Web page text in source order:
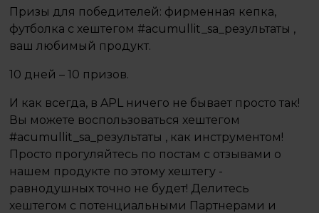
Призы для победителей: фирменная кепка,
футболка с хештегом #acumullit_sa_результаты ,
ваш любимый продукт. ⠀
10 дней – 10 призов. ⠀
И как всегда, в APL ничего не бывает просто так!
Вы можете воспользоваться хештегом
#acumullit_sa_результаты , как инструментом!
Просто прогуляйтесь по постам с отзывами о
нашем продукте по этому хештегу -
равнодушных точно не будет! Делитесь
хештегом с потенциальными Партнерами и